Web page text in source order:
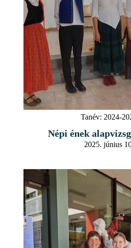
Tanév: 2024-
Népi ének
2025. június